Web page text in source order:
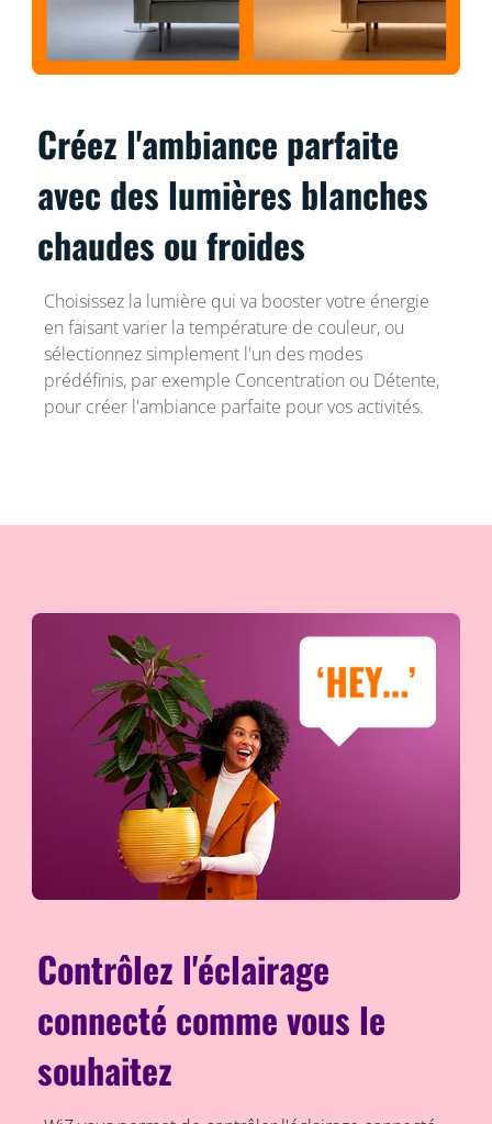
Créez l'ambiance parfaite
avec des lumières blanches
chaudes ou froides
Choisissez la lumière qui va booster votre énergie
en faisant varier la température de couleur, ou
sélectionnez simplement l'un des modes
prédéfinis, par exemple Concentration ou Détente,
pour créer l'ambiance parfaite pour vos activités.
Contrôlez l'éclairage
connecté comme vous le
souhaitez